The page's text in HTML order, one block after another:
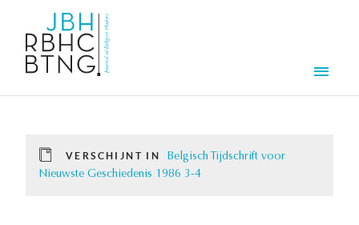
VERSCHIJNT IN
Belgisch Tijdschrift voor
Nieuwste Geschiedenis 1986 3-4